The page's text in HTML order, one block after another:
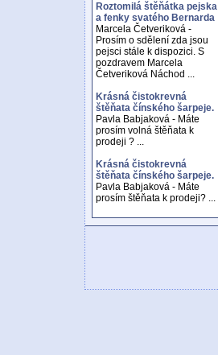
Roztomilá štěňátka pejska
a fenky svatého Bernarda
Marcela Četveriková -
Prosím o sdělení zda jsou
pejsci stále k dispozici. S
pozdravem Marcela
Četveriková Náchod ...
Krásná čistokrevná
štěňata čínského šarpeje.
Pavla Babjaková - Máte
prosím volná štěňata k
prodeji ? ...
Krásná čistokrevná
štěňata čínského šarpeje.
Pavla Babjaková - Máte
prosím štěňata k prodeji? ...